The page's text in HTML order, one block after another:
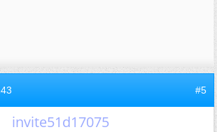
#5
invite51d17075